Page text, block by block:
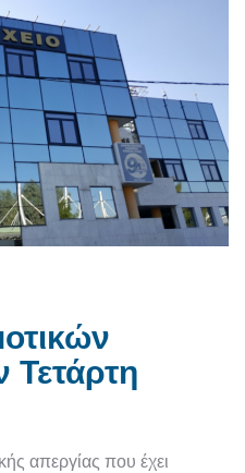
Τετάρτη
απεργίας που έχει